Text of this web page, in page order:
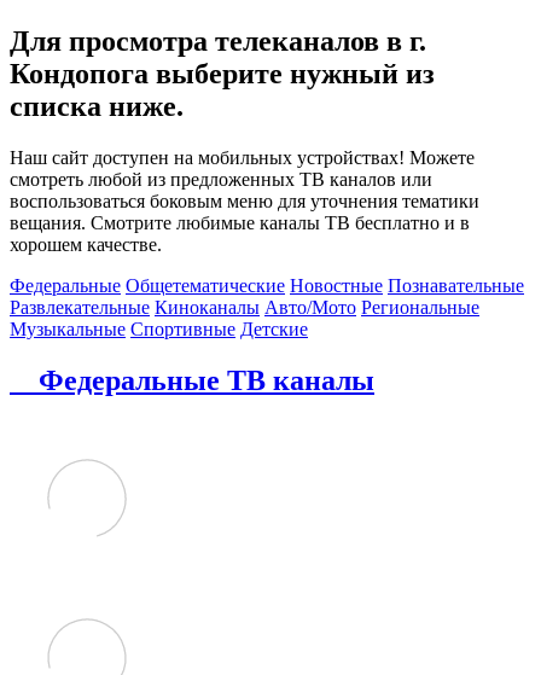
Для просмотра телеканалов в г.
Кондопога выберите нужный из
списка ниже.
Наш сайт доступен на мобильных устройствах! Можете
смотреть любой из предложенных ТВ каналов или
воспользоваться боковым меню для уточнения тематики
вещания. Смотрите любимые каналы ТВ бесплатно и в
хорошем качестве.
Федеральные Общетематические Новостные Познавательные
Развлекательные Киноканалы Авто/Мото Региональные
Музыкальные Спортивные Детские
Федеральные ТВ каналы